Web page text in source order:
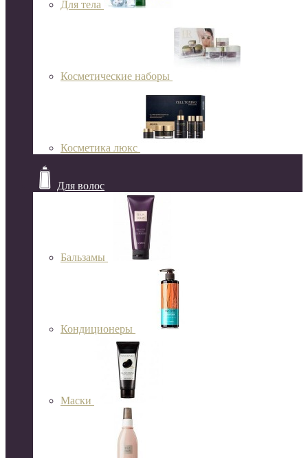
Для тела
Косметические наборы
Косметика люкс
Для волос
Бальзамы
Кондиционеры
Маски